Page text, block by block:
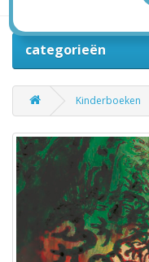
categorieën
Kinderboeken